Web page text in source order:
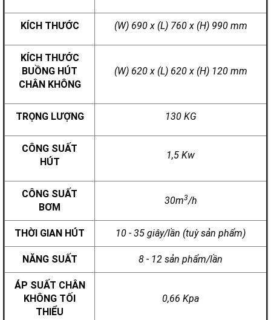
KÍCH THƯỚC (W) 690 x (L) 760 x (H) 990 mm
KÍCH THƯỚC
BUỒNG HÚT
CHÂN KHÔNG
(W) 620 x (L) 620 x (H) 120 mm
TRỌNG LƯỢNG 130 KG
CÔNG SUẤT
HÚT
1,5 Kw
CÔNG SUẤT
BƠM
30m3/h
THỜI GIAN HÚT 10 - 35 giây/lần (tuỳ sản phẩm)
NĂNG SUẤT 8 - 12 sản phẩm/lần
ÁP SUẤT CHÂN
KHÔNG TỐI
THIỂU
0,66 Kpa